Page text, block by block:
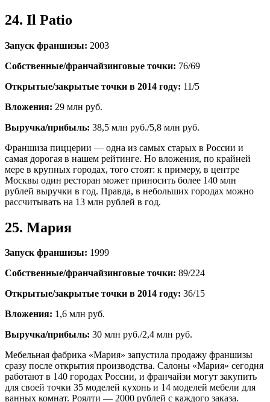
24. Il Patio
Запуск франшизы: 2003
Собственные/франчайзинговые точки: 76/69
Открытые/закрытые точки в 2014 году: 11/5
Вложения: 29 млн руб.
Выручка/прибыль: 38,5 млн руб./5,8 млн руб.
Франшиза пиццерии — одна из самых старых в России и
самая дорогая в нашем рейтинге. Но вложения, по крайней
мере в крупных городах, того стоят: к примеру, в центре
Москвы один ресторан может приносить более 140 млн
рублей выручки в год. Правда, в небольших городах можно
рассчитывать на 13 млн рублей в год.
25. Мария
Запуск франшизы: 1999
Собственные/франчайзинговые точки: 89/224
Открытые/закрытые точки в 2014 году: 36/15
Вложения: 1,6 млн руб.
Выручка/прибыль: 30 млн руб./2,4 млн руб.
Мебельная фабрика «Мария» запустила продажу франшизы
сразу после открытия производства. Салоны «Мария» сегодня
работают в 140 городах России, и франчайзи могут закупить
для своей точки 35 моделей кухонь и 14 моделей мебели для
ванных комнат. Роялти — 2000 рублей с каждого заказа.